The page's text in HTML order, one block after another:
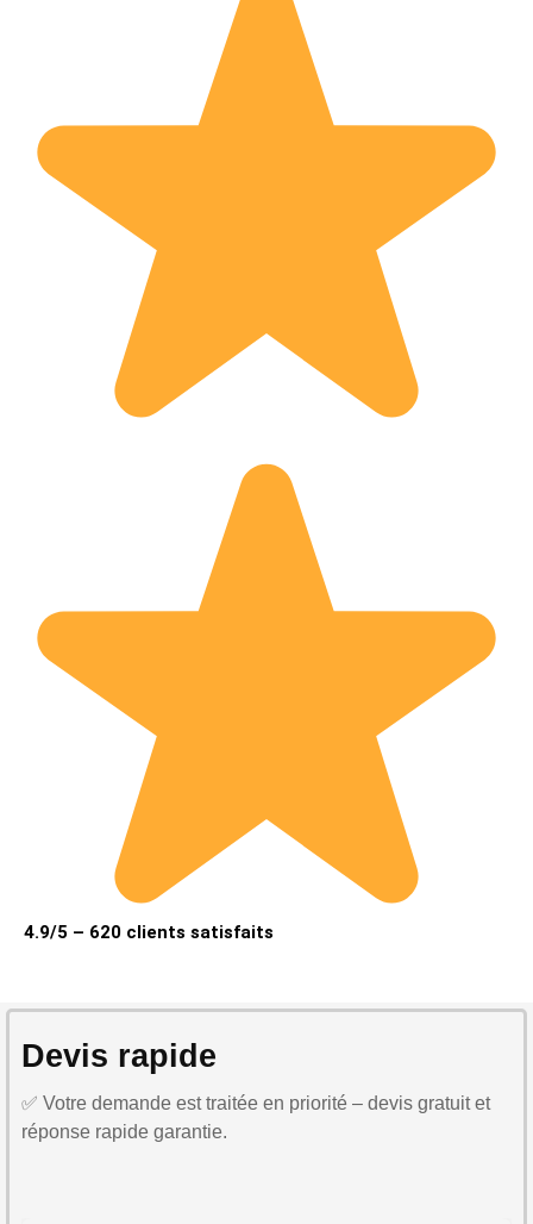
4.9/5 – 620 clients satisfaits
Devis rapide
✅ Votre demande est traitée en priorité – devis gratuit et
réponse rapide garantie.